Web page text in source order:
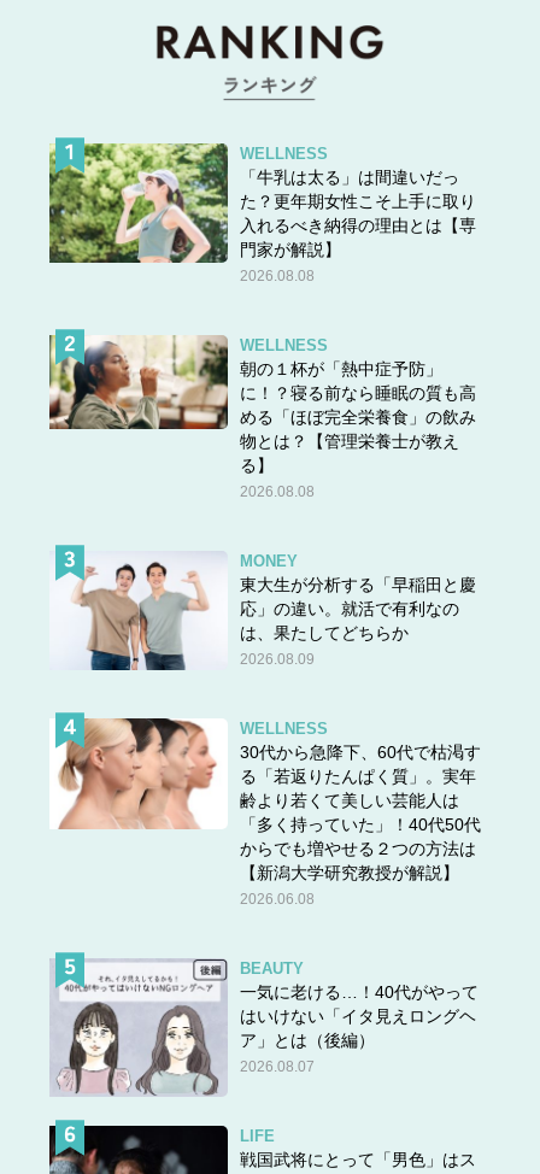
I think it’s time totrimmy bangs ; they’re getting in my
前髪そろそろ切ろうかな。 目にかかっちゃってるし。
いいね。手伝うよ。
I tried totrim my bangs, but they look uneven.
前髪切ってみたんだけど、不揃いになっちゃった。
great.
大丈夫だよ直せるから。見た目よくしようね。
★他の問題にもチャレンジ
WELLNESS
「牛乳は太る」は間違いだっ
た？更年期女性こそ上手に取り
入れるべき納得の理由とは【専
門家が解説】
2026.08.08
WELLNESS
朝の１杯が「熱中症予防」
に！？寝る前なら睡眠の質も高
める「ほぼ完全栄養食」の飲み
物とは？【管理栄養士が教え
る】
2026.08.08
MONEY
東大生が分析する「早稲田と慶
応」の違い。就活で有利なの
は、果たしてどちらか
2026.08.09
WELLNESS
30代から急降下、60代で枯渇す
る「若返りたんぱく質」。実年
齢より若くて美しい芸能人は
「多く持っていた」！40代50代
からでも増やせる２つの方法は
【新潟大学研究教授が解説】
2026.06.08
BEAUTY
一気に老ける…！40代がやって
はいけない「イタ見えロングヘ
ア」とは（後編）
2026.08.07
LIFE
戦国武将にとって「男色」はス